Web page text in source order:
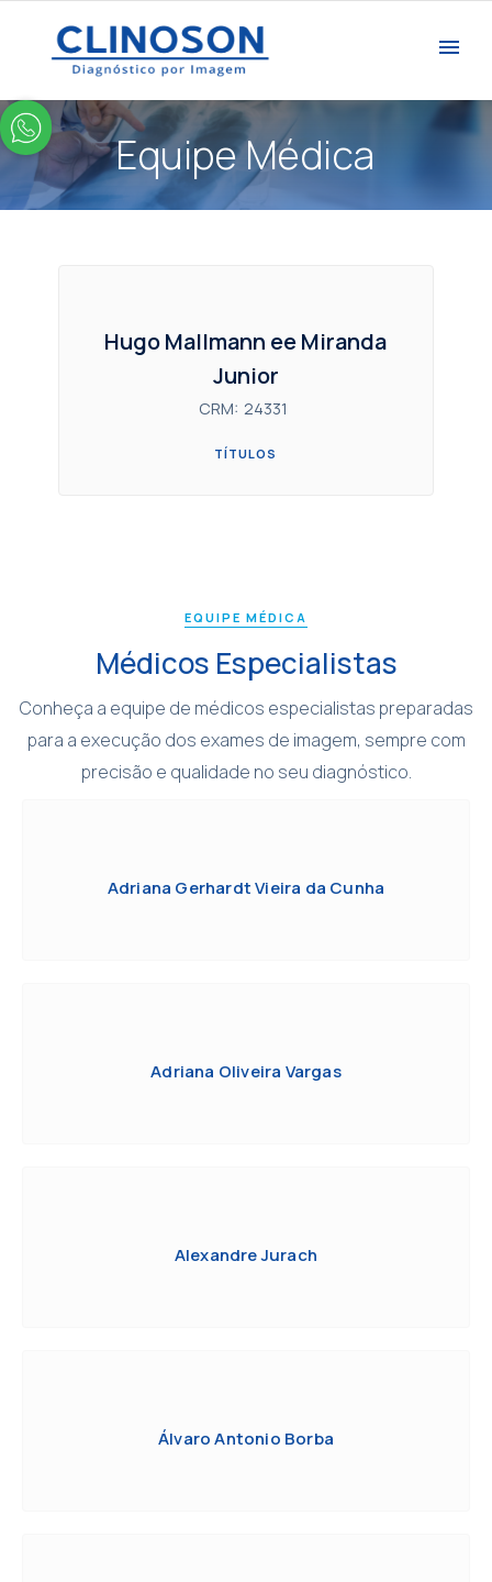
Equipe Médica
Hugo Mallmann ee Miranda
Junior
CRM: 24331
TÍTULOS
EQUIPE MÉDICA
Médicos Especialistas
Conheça a equipe de médicos especialistas preparadas
para a execução dos exames de imagem, sempre com
precisão e qualidade no seu diagnóstico.
Adriana Gerhardt Vieira da Cunha
Adriana Oliveira Vargas
Alexandre Jurach
Álvaro Antonio Borba